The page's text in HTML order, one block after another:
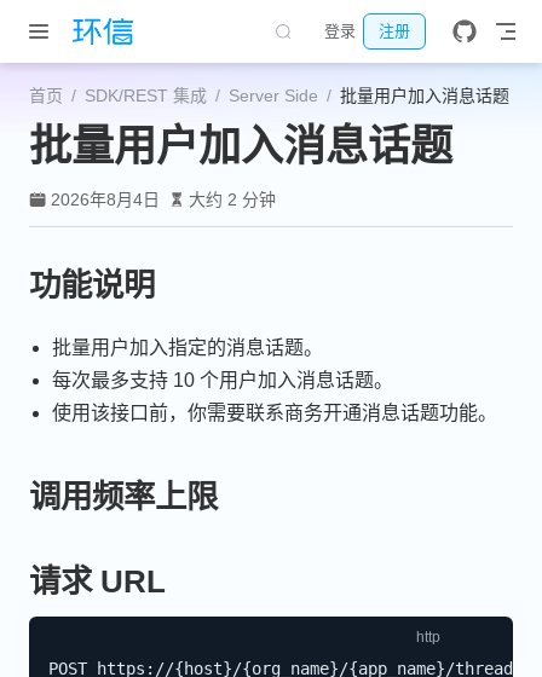
跳至主要內容
登录 注册
首页 SDK/REST 集成 Server Side 批量用户加入消息话题
批量用户加入消息话题
2026年8月4日 大约 2 分钟
功能说明
批量用户加入指定的消息话题。
每次最多支持 10 个用户加入消息话题。
使用该接口前，你需要联系商务开通消息话题功能。
调用频率上限
请求 URL